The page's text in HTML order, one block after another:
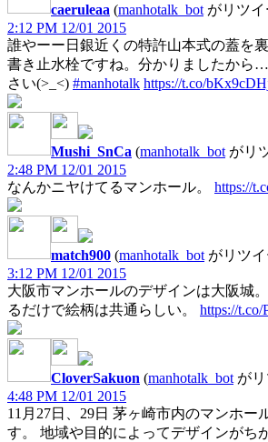
caeruleaa (manhotalk_bot がリツ
2:12 PM 12/01 2015
誰やーー日銀近くの特許山本式の蓋を
書き止水栓ですね。分かりましたから
さい(>_<) #manhotalk https://t.co/
Mushi_SnCa (manhotalk_bot がリ
2:48 PM 12/01 2015
なんかニヤけてるマンホール。 https://
match900 (manhotalk_bot がリツ
3:12 PM 12/01 2015
大阪市マンホールのデザインは大阪城
るだけで絵柄は共通らしい。 https://t.co/
CloverSakuon (manhotalk_bot が
4:48 PM 12/01 2015
11月27日、29日 茅ヶ崎市内のマンホー
す。 地域や目的によってデザインがち